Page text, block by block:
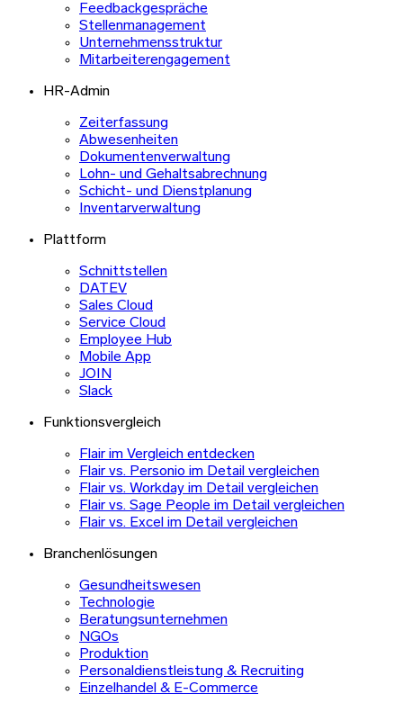
Feedbackgespräche
Stellenmanagement
Unternehmensstruktur
Mitarbeiterengagement
HR-Admin
Zeiterfassung
Abwesenheiten
Dokumentenverwaltung
Lohn- und Gehaltsabrechnung
Schicht- und Dienstplanung
Inventarverwaltung
Plattform
Schnittstellen
DATEV
Sales Cloud
Service Cloud
Employee Hub
Mobile App
JOIN
Slack
Funktionsvergleich
Flair im Vergleich entdecken
Flair vs. Personio im Detail vergleichen
Flair vs. Workday im Detail vergleichen
Flair vs. Sage People im Detail vergleichen
Flair vs. Excel im Detail vergleichen
Branchenlösungen
Gesundheitswesen
Technologie
Beratungsunternehmen
NGOs
Produktion
Personaldienstleistung & Recruiting
Einzelhandel & E-Commerce